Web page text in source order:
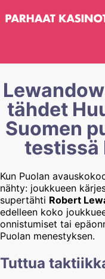
tähdet
Suomen
testissä
Kun Puolan
nähty: joukkueen
supertähti Robert
edelleen koko
onnistumiset tai
Puolan menestyksen.
Tuttua